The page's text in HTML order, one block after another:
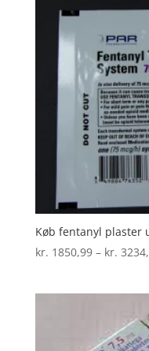
Køb fentanyl plaster
kr. 1850,99 – kr.